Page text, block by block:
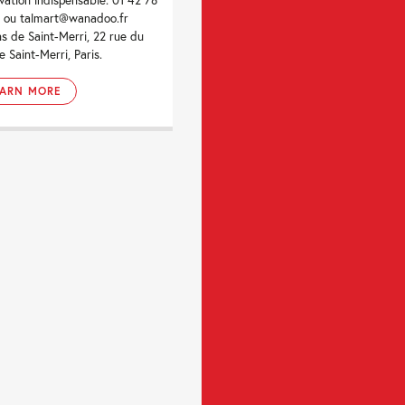
ou talmart@wanadoo.fr
de Saint-Merri, 22 rue du
Saint-Merri, Paris.
MORE